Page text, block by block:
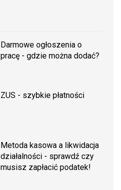
Darmowe ogłoszenia o
pracę - gdzie można dodać?
ZUS - szybkie płatności
Metoda kasowa a likwidacja
działalności - sprawdź czy
musisz zapłacić podatek!